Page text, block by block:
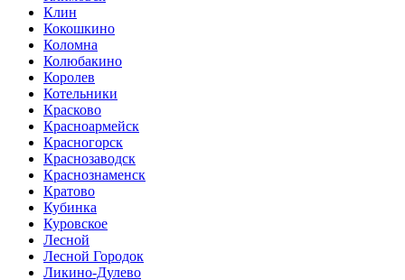
Клин
Кокошкино
Коломна
Колюбакино
Королев
Котельники
Красково
Красноармейск
Красногорск
Краснозаводск
Краснознаменск
Кратово
Кубинка
Куровское
Лесной
Лесной Городок
Ликино-Дулево